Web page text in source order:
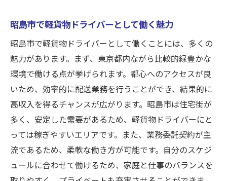
の道
高単価案件の見極め方と選び方
昭島市で高収入案件を見つけるコツ
高単価案件で効率的に稼ぐテクニック
収益を最大化するための案件選定基準
高単価案件を獲得するためのコミュニケー
ションスキル
昭島市で高単価案件を継続的に得る方法
効率的なルート選定で昭島市での軽貨物収入を
最大化
昭島市で軽貨物ドライバーとして働く魅力
昭島市で軽貨物ドライバーとして働くことには、多くの
魅力があります。まず、東京都内ながら比較的緑豊かな
環境で働ける点が挙げられます。都心へのアクセスが良
いため、効率的に配送業務を行うことができ、結果的に
高収入を得るチャンスが広がります。昭島市は住宅街が
多く、安定した需要があるため、軽貨物ドライバーにと
っては稼ぎやすいエリアです。また、業務委託契約が主
流であるため、柔軟な働き方が可能です。自分のスケジ
ュールに合わせて働けるため、家庭と仕事のバランスを